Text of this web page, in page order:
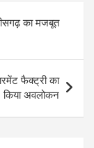
का मजबूत
फैक्ट्री का
किया अवलोकन